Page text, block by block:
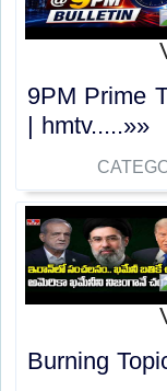
9PM Prime
| hmtv.....»»
Burning